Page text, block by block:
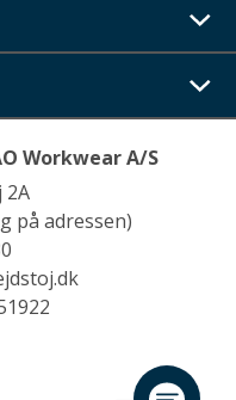
Workwear A/S
på adressen)